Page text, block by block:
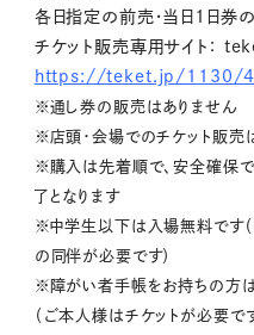
各日指定の前売・当日1日券
チケット販売専用サイト：
https://teket.jp/1130/
※通し券の販売はありません
※店頭・会場でのチケット販売
※購入は先着順で、安全確保
了となります
※中学生以下は入場無料です
の同伴が必要です）
※障がい者手帳をお持ちの方
（ご本人様はチケットが必要です